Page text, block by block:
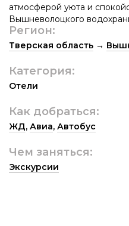
атмосферой уюта и
Вышневолоцкого
Регион:
Тверская область →
Категория:
Отели
Как добраться:
ЖД, Авиа, Автобус
Чем заняться:
Экскурсии